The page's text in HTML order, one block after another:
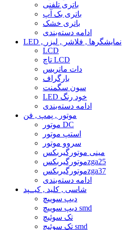
باتری تلفنی
باتری بک آپ
باتری خشک
ادامه دسته‌بندی
LED , نمایشگرها , فلاشر , لیزر
LCD
تاچ LCD
دات ماتریس
بارگراف
سون سگمنت
LED خود رنگ
ادامه دسته‌بندی
موتور , پمپ , فن
موتور DC
استپ موتور
سروو موتور
مینی موتورگیربکس
موتورگیربکسzga25
موتورگیربکسzga37
ادامه دسته‌بندی
شاسی , کلید , کیــپد
دیپ سوییچ
دیپ سوییچ smd
تک سوئیچ
تک سوئیچ smd